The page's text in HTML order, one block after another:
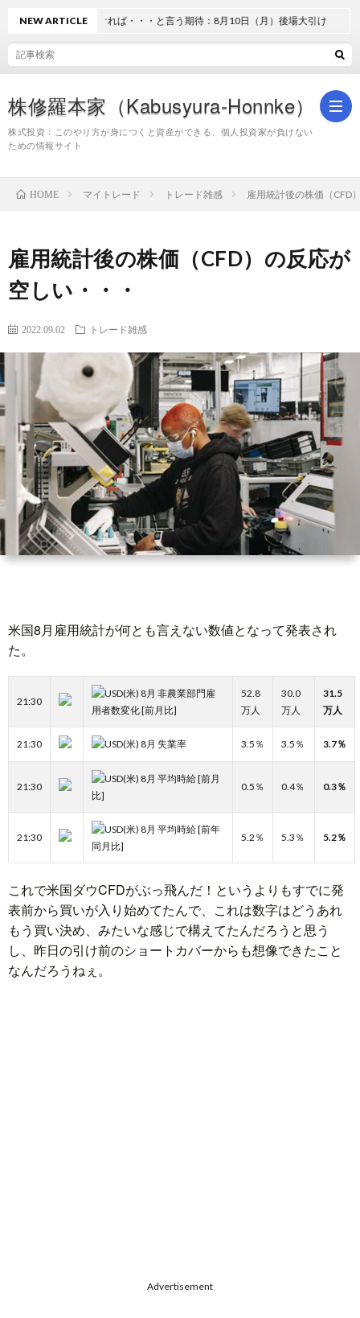
株修羅本家（Kabusyura-Honnke）
株式投資：このやり方が身につくと資産ができる、個人投資家が負けない
ための情報サイト
株
世
ー
ド
放
言
自
ポ
か
NEW ARTICLE
利上げしなければ・・・と言う期待：8月10日（月）後場大引け
HOME マイトレード トレード雑感 雇用統計後の株価（CFD
雇用統計後の株価（CFD）の反応が
空しい・・・
2022.09.02 トレード雑感
米国8月雇用統計が何とも言えない数値となって発表され
た。
21:30
(米) 8月 非農業部門雇
用者数変化 [前月比]
52.8
万人
30.0
万人
31.5
万人
21:30 (米) 8月 失業率 3.5％ 3.5％ 3.7％
21:30
(米) 8月 平均時給 [前月
比]
0.5％ 0.4％ 0.3％
21:30
(米) 8月 平均時給 [前年
同月比]
5.2％ 5.3％ 5.2％
これで米国ダウCFDがぶっ飛んだ！というよりもすでに発
表前から買いが入り始めてたんで、これは数字はどうあれ
もう買い決め、みたいな感じで構えてたんだろうと思う
し、昨日の引け前のショートカバーからも想像できたこと
なんだろうねぇ。
Advertisement